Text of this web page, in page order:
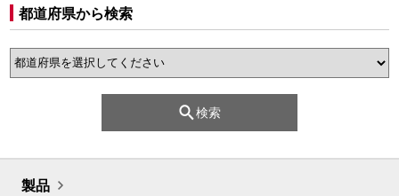
都道府県から検索
検索
製品